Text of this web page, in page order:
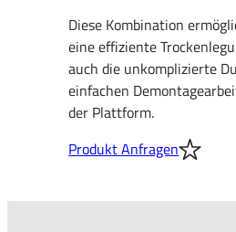
Diese Kombination
eine effiziente
auch die unkomplizierte
einfachen
der Plattform.
Produkt Anfragen